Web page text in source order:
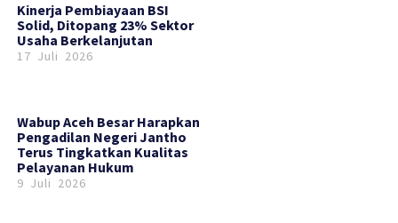
Kinerja Pembiayaan BSI
Solid, Ditopang 23% Sektor
Usaha Berkelanjutan
17 Juli 2026
Wabup Aceh Besar Harapkan
Pengadilan Negeri Jantho
Terus Tingkatkan Kualitas
Pelayanan Hukum
9 Juli 2026